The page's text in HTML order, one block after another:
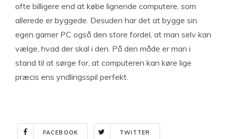
ofte billigere end at købe lignende computere, som
allerede er byggede. Desuden har det at bygge sin
egen gamer PC også den store fordel, at man selv kan
vælge, hvad der skal i den. På den måde er man i
stand til at sørge for, at computeren kan køre lige
præcis ens yndlingsspil perfekt.
FACEBOOK TWITTER